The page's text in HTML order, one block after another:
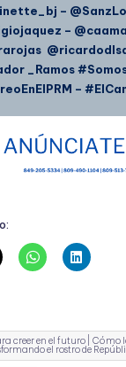
–
–
_Ramos
–
creer en el futuro | Cómo
el rostro de